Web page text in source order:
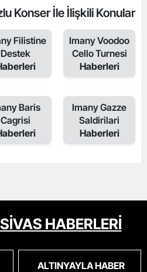
Konser İle İlişkili Konular
Filistine
Destek
Imany Voodoo
Cello Turnesi
Haberleri
Baris
Cagrisi
Imany Gazze
Saldirilari
Haberleri
HABERLERİ
ALTINYAYLA HABER